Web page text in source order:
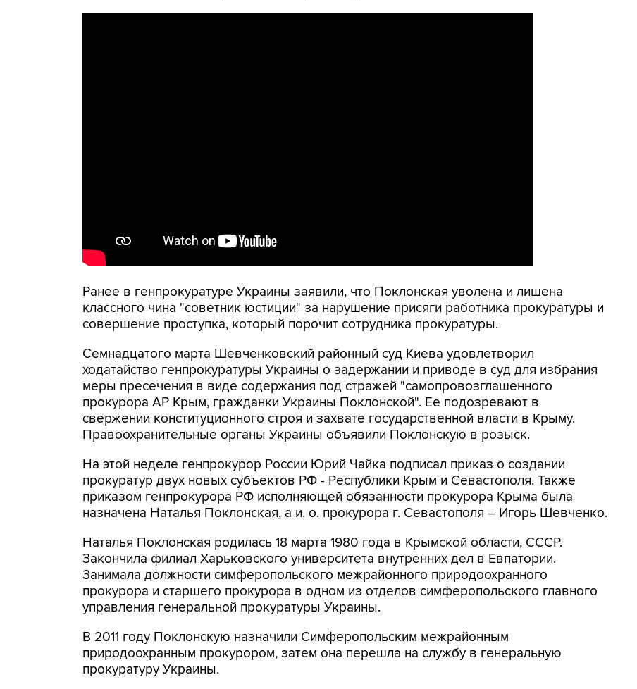
Ранее в генпрокуратуре Украины заявили, что Поклонская уволена и лишена
классного чина "советник юстиции" за нарушение присяги работника прокуратуры и
совершение проступка, который порочит сотрудника прокуратуры.
Семнадцатого марта Шевченковский районный суд Киева удовлетворил
ходатайство генпрокуратуры Украины о задержании и приводе в суд для избрания
меры пресечения в виде содержания под стражей "самопровозглашенного
прокурора АР Крым, гражданки Украины Поклонской". Ее подозревают в
свержении конституционного строя и захвате государственной власти в Крыму.
Правоохранительные органы Украины объявили Поклонскую в розыск.
На этой неделе генпрокурор России Юрий Чайка подписал приказ о создании
прокуратур двух новых субъектов РФ - Республики Крым и Севастополя. Также
приказом генпрокурора РФ исполняющей обязанности прокурора Крыма была
назначена Наталья Поклонская, а и. о. прокурора г. Севастополя – Игорь Шевченко.
Наталья Поклонская родилась 18 марта 1980 года в Крымской области, СССР.
Закончила филиал Харьковского университета внутренних дел в Евпатории.
Занимала должности симферопольского межрайонного природоохранного
прокурора и старшего прокурора в одном из отделов симферопольского главного
управления генеральной прокуратуры Украины.
В 2011 году Поклонскую назначили Симферопольским межрайонным
природоохранным прокурором, затем она перешла на службу в генеральную
прокуратуру Украины.